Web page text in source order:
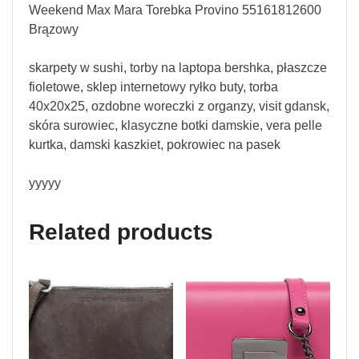
Weekend Max Mara Torebka Provino 55161812600
Brązowy
skarpety w sushi, torby na laptopa bershka, płaszcze
fioletowe, sklep internetowy ryłko buty, torba
40x20x25, ozdobne woreczki z organzy, visit gdansk,
skóra surowiec, klasyczne botki damskie, vera pelle
kurtka, damski kaszkiet, pokrowiec na pasek
yyyyy
Related products